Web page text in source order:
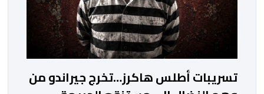
تسريبات أطلس هاكرز…تخرج جيراندو من